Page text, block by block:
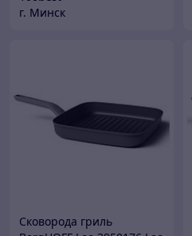
г. Минск
Сковорода гриль